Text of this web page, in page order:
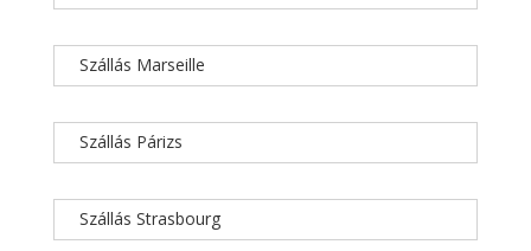
Szállás Marseille
Szállás Párizs
Szállás Strasbourg